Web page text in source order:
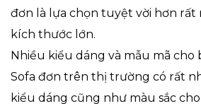
đơn là lựa chọn tuyệt vời hơn rất
kích thước lớn.
Nhiều kiểu dáng và mẫu mã cho
Sofa đơn trên thị trường có rất
kiểu dáng cũng như màu sắc